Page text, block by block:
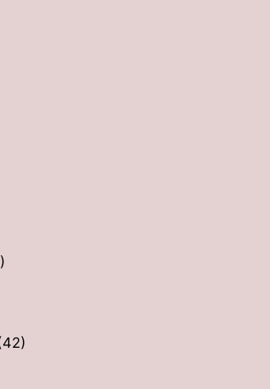
Kosketusnäytöllisten laitteiden